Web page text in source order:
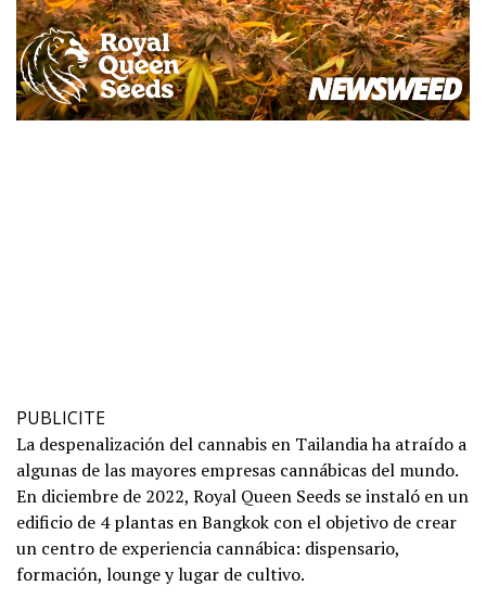
PUBLICITE
La despenalización del cannabis en Tailandia ha atraído a
algunas de las mayores empresas cannábicas del mundo.
En diciembre de 2022, Royal Queen Seeds se instaló en un
edificio de 4 plantas en Bangkok con el objetivo de crear
un centro de experiencia cannábica: dispensario,
formación, lounge y lugar de cultivo.